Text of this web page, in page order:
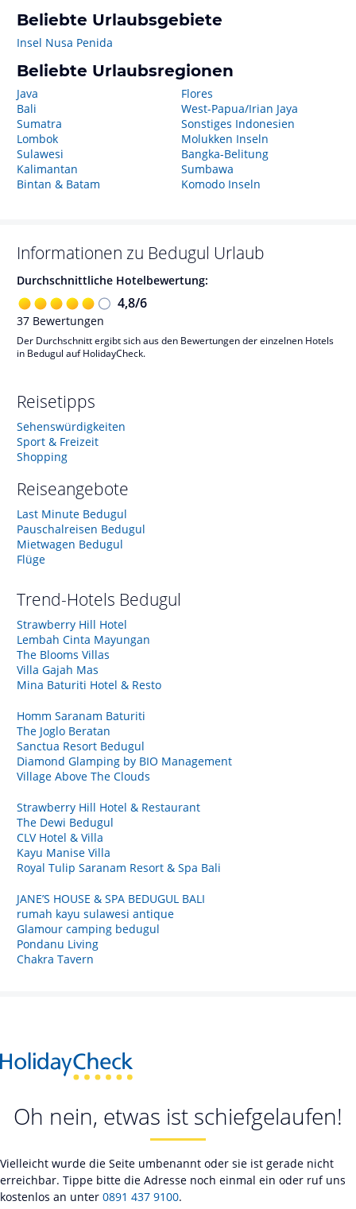
Beliebte Urlaubsgebiete
Insel Nusa Penida
Beliebte Urlaubsregionen
Java
Bali
Sumatra
Lombok
Sulawesi
Kalimantan
Bintan & Batam
Flores
West-Papua/Irian Jaya
Sonstiges Indonesien
Molukken Inseln
Bangka-Belitung
Sumbawa
Komodo Inseln
Informationen zu Bedugul Urlaub
Durchschnittliche Hotelbewertung:
4,8/6
37 Bewertungen
Der Durchschnitt ergibt sich aus den Bewertungen der einzelnen Hotels
in Bedugul auf HolidayCheck.
Reisetipps
Sehenswürdigkeiten
Sport & Freizeit
Shopping
Reiseangebote
Last Minute Bedugul
Pauschalreisen Bedugul
Mietwagen Bedugul
Flüge
Trend-Hotels Bedugul
Strawberry Hill Hotel
Lembah Cinta Mayungan
The Blooms Villas
Villa Gajah Mas
Mina Baturiti Hotel & Resto
Homm Saranam Baturiti
The Joglo Beratan
Sanctua Resort Bedugul
Diamond Glamping by BIO Management
Village Above The Clouds
Strawberry Hill Hotel & Restaurant
The Dewi Bedugul
CLV Hotel & Villa
Kayu Manise Villa
Royal Tulip Saranam Resort & Spa Bali
JANE’S HOUSE & SPA BEDUGUL BALI
rumah kayu sulawesi antique
Glamour camping bedugul
Pondanu Living
Chakra Tavern
Oh nein, etwas ist schiefgelaufen!
Vielleicht wurde die Seite umbenannt oder sie ist gerade nicht
erreichbar. Tippe bitte die Adresse noch einmal ein oder ruf uns
kostenlos an unter 0891 437 9100.